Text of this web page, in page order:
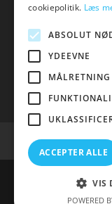
Tlf: 7876 8672
Mail:
Cookie-
Denne
spændende
cookiepolitik. Læs
ABSOLUT
YDEEVNE
MÅLRETNING
ACCEPTER ALLE
VIS
POWERED